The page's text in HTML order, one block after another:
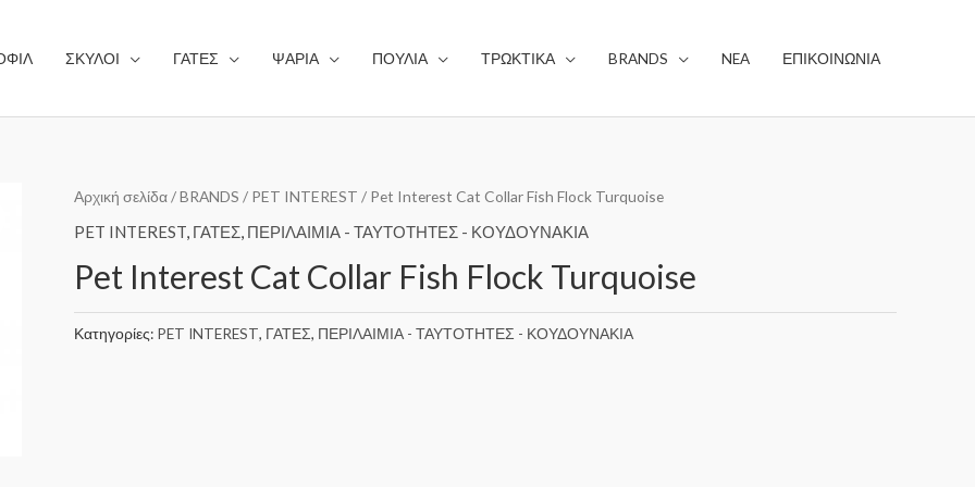
ΣΚΥΛΟΙ ΓΑΤΕΣ ΨΑΡΙΑ ΠΟΥΛΙΑ ΤΡΩΚΤΙΚΑ BRANDS NEA ΕΠΙΚΟΙΝΩΝΙΑ
Αρχική σελίδα/BRANDS / PET INTEREST / Pet Interest Cat Collar Fish Flock Turquoise
PET INTEREST, ΓΑΤΕΣ, ΠΕΡΙΛΑΙΜΙΑ - ΤΑΥΤΟΤΗΤΕΣ - ΚΟΥΔΟΥΝΑΚΙΑ
Pet Interest Cat Collar Fish Flock Turquoise
Κατηγορίες: PET INTEREST, ΓΑΤΕΣ, ΠΕΡΙΛΑΙΜΙΑ - ΤΑΥΤΟΤΗΤΕΣ - ΚΟΥΔΟΥΝΑΚΙΑ